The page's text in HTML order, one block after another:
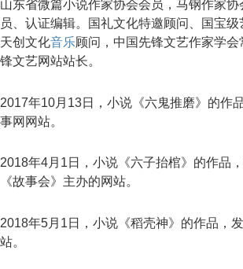
山东省微篇小说作家协会会员，马钢作家
员、认证编辑。国礼文化特邀顾问、国宝
天创文化音乐顾问，中国先锋文艺作家学
锋文艺网站站长。
2017年10月13日，小说《六鬼推磨》的作
事网网站。
2018年4月1日，小说《六子抬棺》的作品
《故事会》主办的网站。
2018年5月1日，小说《稻壳神》的作品，
站。